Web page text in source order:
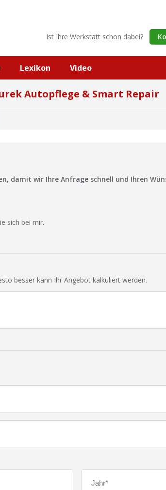
Ist Ihre Werkstatt schon dabei?
Lexikon Video
Autopflege & Smart Repair
damit wir Ihre Anfrage schnell und Ihren
sich bei mir.
besser kann Ihr Angebot kalkuliert werden.